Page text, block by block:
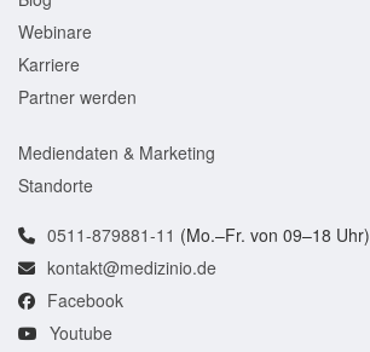
Webinare
Karriere
Partner werden
Mediendaten & Marketing
Standorte
0511-879881-11 (Mo.–Fr. von 09–18 Uhr)
kontakt@medizinio.de
Facebook
Youtube